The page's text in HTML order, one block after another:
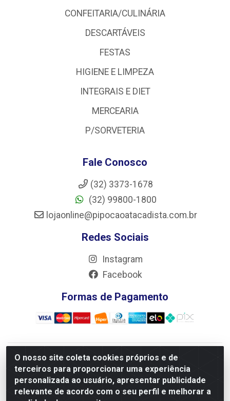
O nosso site coleta cookies próprios e de
terceiros para proporcionar uma experiência
personalizada ao usuário, apresentar publicidade
relevante de acordo com o seu perfil e melhorar a
CONFEITARIA/CULINÁRIA
DESCARTÁVEIS
FESTAS
HIGIENE E LIMPEZA
INTEGRAIS E DIET
MERCEARIA
P/SORVETERIA
Fale Conosco
(32) 3373-1678
(32) 99800-1800
lojaonline@pipocaoatacadista.com.br
Redes Sociais
Instagram
Facebook
Formas de Pagamento
JRS Distribuição e Logística LTDA - Rua Antônio do
Sacramento Torga 70, Vila Nossa Senhora de Fatima - São
João Del Rei/MG - CEP 36305-334 - CNPJ 66.194.085/0001-
02